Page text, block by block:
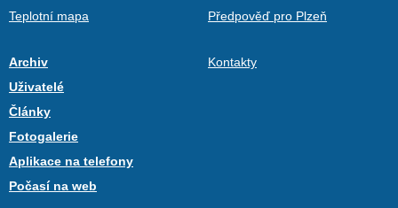
Teplotní mapa
Předpověď pro Plzeň
Archiv
Uživatelé
Články
Fotogalerie
Aplikace na telefony
Počasí na web
Kontakty